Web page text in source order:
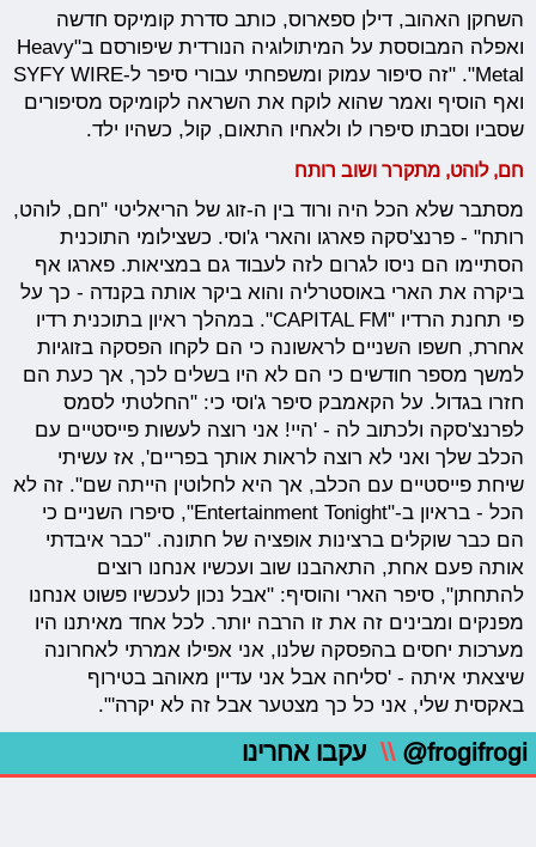
השחקן האהוב, דילן ספארוס, כותב סדרת קומיקס חדשה
ואפלה המבוססת על המיתולוגיה הנורדית שיפורסם ב"Heavy
Metal". "זה סיפור עמוק ומשפחתי עבורי סיפר ל-SYFY WIRE
ואף הוסיף ואמר שהוא לוקח את השראה לקומיקס מסיפורים
שסביו וסבתו סיפרו לו ולאחיו התאום, קול, כשהיו ילד.
חם, לוהט, מתקרר ושוב רותח
מסתבר שלא הכל היה ורוד בין ה-זוג של הריאליטי "חם, לוהט,
רותח" - פרנצ'סקה פארגו והארי ג'וסי. כשצילומי התוכנית
הסתיימו הם ניסו לגרום לזה לעבוד גם במציאות. פארגו אף
ביקרה את הארי באוסטרליה והוא ביקר אותה בקנדה - כך על
פי תחנת הרדיו "CAPITAL FM". במהלך ראיון בתוכנית רדיו
אחרת, חשפו השניים לראשונה כי הם לקחו הפסקה בזוגיות
למשך מספר חודשים כי הם לא היו בשלים לכך, אך כעת הם
חזרו בגדול. על הקאמבק סיפר ג'וסי כי: "החלטתי לסמס
לפרנצ'סקה ולכתוב לה - 'היי! אני רוצה לעשות פייסטיים עם
הכלב שלך ואני לא רוצה לראות אותך בפריים', אז עשיתי
שיחת פייסטיים עם הכלב, אך היא לחלוטין הייתה שם". זה לא
הכל - בראיון ב-"Entertainment Tonight", סיפרו השניים כי
הם כבר שוקלים ברצינות אופציה של חתונה. "כבר איבדתי
אותה פעם אחת, התאהבנו שוב ועכשיו אנחנו רוצים
להתחתן", סיפר הארי והוסיף: "אבל נכון לעכשיו פשוט אנחנו
מפנקים ומבינים זה את זו הרבה יותר. לכל אחד מאיתנו היו
מערכות יחסים בהפסקה שלנו, אני אפילו אמרתי לאחרונה
שיצאתי איתה - 'סליחה אבל אני עדיין מאוהב בטירוף
באקסית שלי, אני כל כך מצטער אבל זה לא יקרה'".
@frogifrogi
\\ עקבו אחרינו